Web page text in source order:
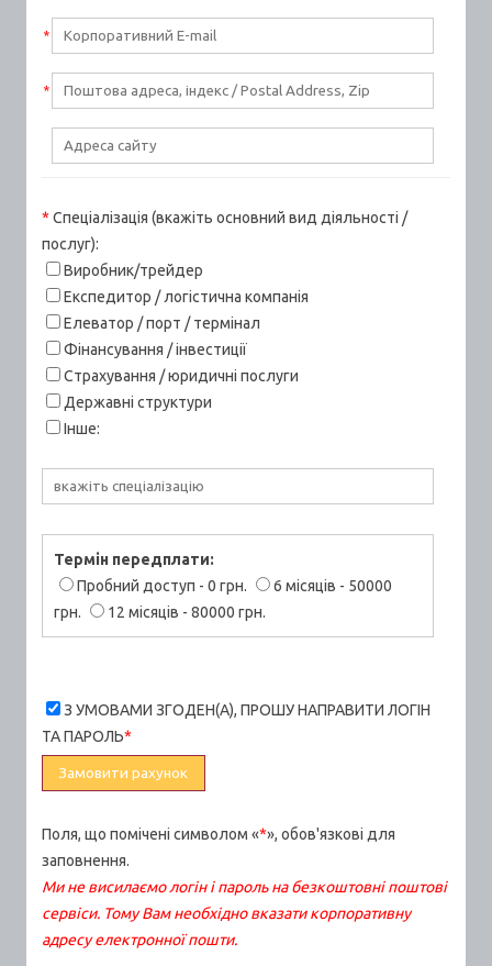
*
*
* Спеціалізація (вкажіть основний вид діяльності /
послуг):
Виробник/трейдер
Експедитор / логістична компанія
Елеватор / порт / термінал
Фінансування / інвестиції
Страхування / юридичні послуги
Державні структури
Інше:
Термін передплати:
Пробний доступ - 0 грн.
6 місяців - 50000
грн.
12 місяців - 80000 грн.
З УМОВАМИ ЗГОДЕН(А), ПРОШУ НАПРАВИТИ ЛОГIН
ТА ПАРОЛЬ*
Поля, що помічені символом «*», обов'язкові для
заповнення.
Ми не висилаємо логін і пароль на безкоштовні поштові
сервіси. Тому Вам необхідно вказати корпоративну
адресу електронної пошти.